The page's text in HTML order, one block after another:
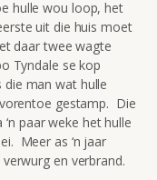
hulle wou loop, het
uit die huis moet
daar twee wagte
Tyndale se kop
man wat hulle
gestamp. Die
paar weke het hulle
Meer as ‘n jaar
en verbrand.